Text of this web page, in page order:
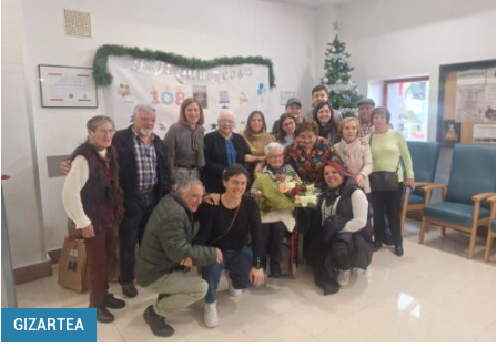
GIZARTEA